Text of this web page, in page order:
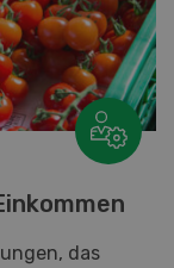
das
Er schützt